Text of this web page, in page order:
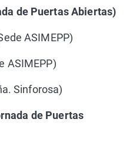
de Puertas Abiertas)
ASIMEPP)
ASIMEPP)
Sinforosa)
de Puertas